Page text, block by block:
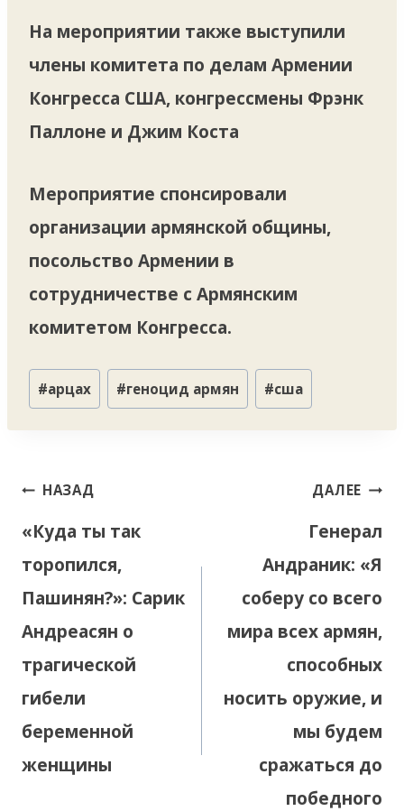
На мероприятии также выступили
члены комитета по делам Армении
Конгресса США, конгрессмены Фрэнк
Паллоне и Джим Коста
Мероприятие спонсировали
организации армянской общины,
посольство Армении в
сотрудничестве с Армянским
комитетом Конгресса.
Метки
записи:
#арцах #геноцид армян #сша
Навигация
записям
НАЗАД
«Куда ты так
торопился,
Пашинян?»: Сарик
Андреасян о
трагической
гибели
беременной
женщины
ДАЛЕЕ
Генерал
Андраник: «Я
соберу со всего
мира всех армян,
способных
носить оружие, и
мы будем
сражаться до
победного